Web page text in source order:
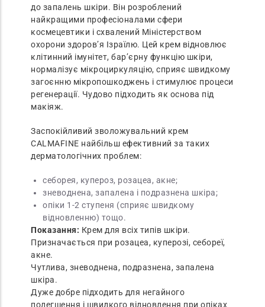
до запалень шкіри. Він розроблений
найкращими професіоналами сфери
космецевтики і схвалений Міністерством
охорони здоров’я Ізраїлю. Цей крем відновлює
клітинний імунітет, бар’єрну функцію шкіри,
нормалізує мікроциркуляцію, сприяє швидкому
загоєнню мікропошкоджень і стимулює процеси
регенерації. Чудово підходить як основа під
макіяж.
Заспокійливий зволожувальний крем
CALMAFINE найбільш ефективний за таких
дерматологічних проблем:
себорея, купероз, розацеа, акне;
зневоднена, запалена і подразнена шкіра;
опіки 1-2 ступеня (сприяє швидкому
відновленню) тощо.
Показання: Крем для всіх типів шкіри.
Призначається при розацеа, куперозі, себореї,
акне.
Чутлива, зневоднена, подразнена, запалена
шкіра.
Дуже добре підходить для негайного
полегшення і швидкого відновлення при опіках